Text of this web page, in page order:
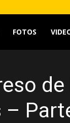
FOTOS
–